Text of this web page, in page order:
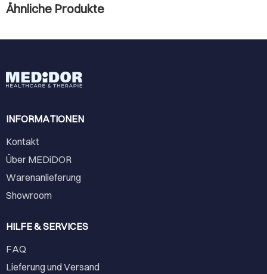
Ähnliche Produkte
INFORMATIONEN
Kontakt
Über MEDiDOR
Warenanlieferung
Showroom
HILFE & SERVICES
FAQ
Lieferung und Versand